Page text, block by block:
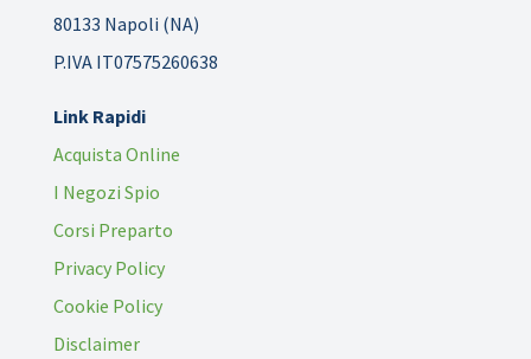
80133 Napoli (NA)
P.IVA IT07575260638
Link Rapidi
Acquista Online
I Negozi Spio
Corsi Preparto
Privacy Policy
Cookie Policy
Disclaimer